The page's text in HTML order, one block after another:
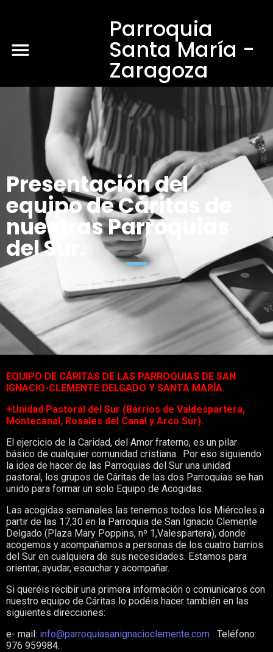
Parroquia
Santa María -
Zaragoza
Presentación del
equipo de Cáritas de
nuestras Parroquias
del Sur.
EQUIPO DE CÁRITAS DE LAS PARROQUIAS DE SAN
IGNACIO-CLEMENTE DELGADO Y SANTA MARÍA.
+Unidad Pastoral del Sur (Barrios de Valdespartera,
Montecanal, Rosales del Canal y Arco Sur).
El ejercicio de la Caridad, del Amor fraterno, es un pilar
básico de cualquier comunidad cristiana. Por eso siguiendo
la idea de hacer de las Parroquias del Sur una unidad
pastoral, los grupos de Cáritas de las dos Parroquias se han
unido para formar un solo Equipo de Acogidas.
Las acogidas semanales las tenemos todos los Miércoles a
partir de las 17,30 en la Parroquia de San Ignacio Clemente
Delgado (Plaza Mary Poppins, nº 1,Valespartera), donde
acogemos y acompañamos a personas de los cuatro barrios
del Sur en cualquiera de sus necesidades. Estamos para
orientar, ayudar, escuchar y acompañar.
Si queréis recibir una primera información o comunicaros con
nuestro equipo de Cáritas lo podéis hacer también en las
siguientes direcciones:
e- mail: info@parroquiasanignacioclemente.com Teléfono:
976 959984.